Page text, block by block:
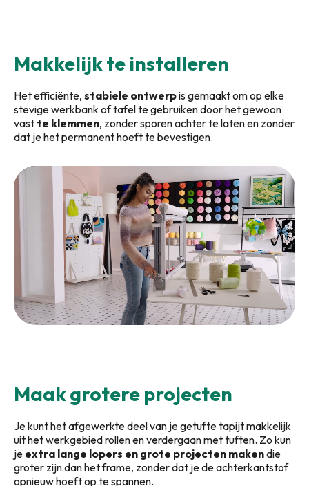
Makkelijk te installeren
Het efficiënte, stabiele ontwerpis gemaakt om op elke
stevige werkbank of tafel te gebruiken door het gewoon
vast te klemmen, zonder sporen achter te laten en zonder
dat je het permanent hoeft te bevestigen.
Maak grotere projecten
Je kunt het afgewerkte deel van je getufte tapijt makkelijk
uit het werkgebied rollen en verdergaan met tuften. Zo kun
je extra lange lopers en grote projecten makendie
groter zijn dan het frame, zonder dat je de achterkantstof
opnieuw hoeft op te spannen.